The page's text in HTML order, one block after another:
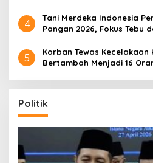
4
Tani Merdeka Indonesia
Pangan 2026, Fokus Tebu
5
Korban Tewas Kecelakaan
Bertambah Menjadi 16
Politik